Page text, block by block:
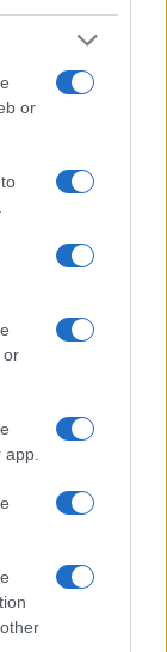
or
or
frenar la caída
$594.20